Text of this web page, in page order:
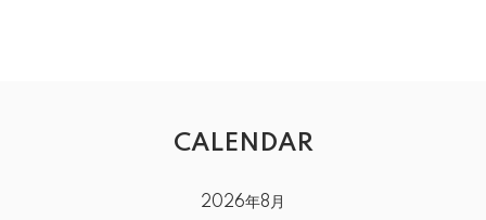
CALENDAR
2026年8月